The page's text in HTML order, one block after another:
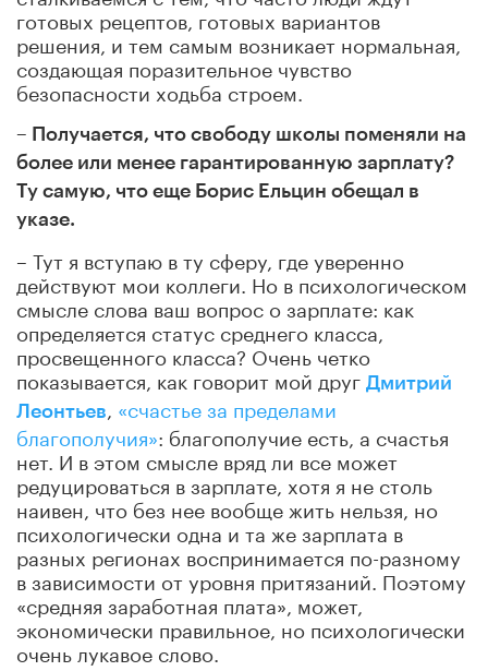
готовых рецептов, готовых вариантов
решения, и тем самым возникает нормальная,
создающая поразительное чувство
безопасности ходьба строем.
– Получается, что свободу школы поменяли на
более или менее гарантированную зарплату?
Ту самую, что еще Борис Ельцин обещал в
указе.
– Тут я вступаю в ту сферу, где уверенно
действуют мои коллеги. Но в психологическом
смысле слова ваш вопрос о зарплате: как
определяется статус среднего класса,
просвещенного класса? Очень четко
показывается, как говорит мой друг Дмитрий
Леонтьев
«счастье за пределами
благополучия»: благополучие есть, а счастья
нет. И в этом смысле вряд ли все может
редуцироваться в зарплате, хотя я не столь
наивен, что без нее вообще жить нельзя, но
психологически одна и та же зарплата в
разных регионах воспринимается по-разному
в зависимости от уровня притязаний. Поэтому
«средняя заработная плата», может,
экономически правильное, но психологически
очень лукавое слово.